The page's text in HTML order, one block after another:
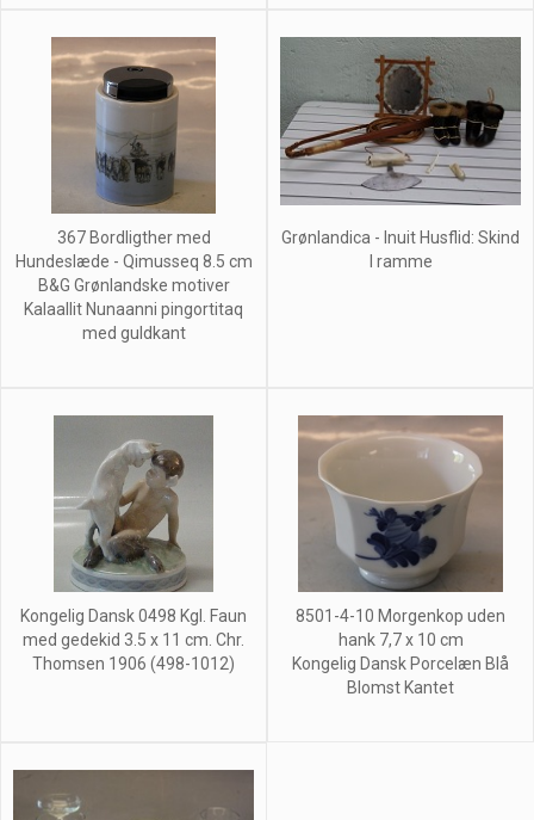
367 Bordligther med
Hundeslæde - Qimusseq 8.5 cm
B&G Grønlandske motiver
Kalaallit Nunaanni pingortitaq
med guldkant
Grønlandica - Inuit Husflid: Skind
I ramme
Kongelig Dansk 0498 Kgl. Faun
med gedekid 3.5 x 11 cm. Chr.
Thomsen 1906 (498-1012)
8501-4-10 Morgenkop uden
hank 7,7 x 10 cm
Kongelig Dansk Porcelæn Blå
Blomst Kantet